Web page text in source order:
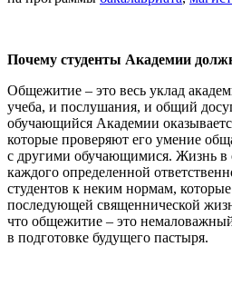
Почему студенты Академии
Общежитие – это весь уклад
учеба, и послушания, и общий
обучающийся Академии
которые проверяют его умение
с другими обучающимися. Жизнь
каждого определенной
студентов к неким нормам,
последующей священнической
что общежитие – это
в подготовке будущего пастыря.